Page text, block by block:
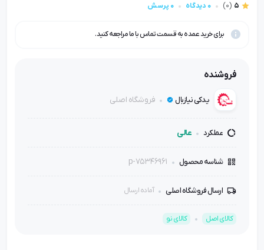
5
(0) 0 دیدگاه 0 پرسش
برای خرید عمده به قسمت تماس با ما مراجعه کنید.
فروشنده
یدکی نیازبال فروشگاه اصلی
عملکرد عالی
شناسه محصول p-75346961
ارسال فروشگاه اصلی آماده ارسال
کالای اصل کالای نو